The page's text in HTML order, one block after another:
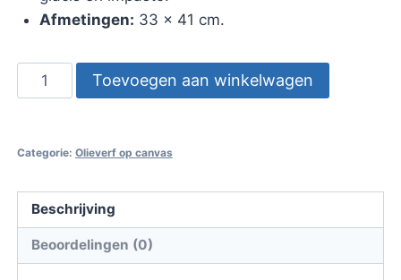
Afmetingen: 33 x 41 cm.
Schilderij
"Oceaan"
op
–
Eigentijds
zeegezicht
–
Toevoegen aan winkelwagen
Categorie: Olieverf op canvas
Beschrijving
Beoordelingen (0)